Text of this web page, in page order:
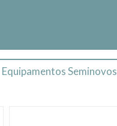
Equipamentos Seminovos